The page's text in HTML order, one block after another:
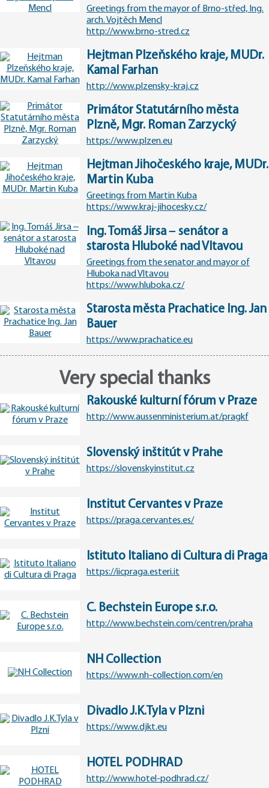
Greetings from the mayor of Brno-střed, Ing.
arch. Vojtěch Mencl
http://www.brno-stred.cz
Hejtman Plzeňského kraje, MUDr.
Kamal Farhan
http://www.plzensky-kraj.cz
Primátor Statutárního města
Plzně, Mgr. Roman Zarzycký
https://www.plzen.eu
Hejtman Jihočeského kraje, MUDr.
Martin Kuba
Greetings from Martin Kuba
https://www.kraj-jihocesky.cz/
Ing. Tomáš Jirsa – senátor a
starosta Hluboké nad Vltavou
Greetings from the senator and mayor of
Hluboka nad Vltavou
https://www.hluboka.cz/
Starosta města Prachatice Ing. Jan
Bauer
https://www.prachatice.eu
Very special thanks
Rakouské kulturní fórum v Praze
http://www.aussenministerium.at/pragkf
Slovenský inštitút v Prahe
https://slovenskyinstitut.cz
Institut Cervantes v Praze
https://praga.cervantes.es/
Istituto Italiano di Cultura di Praga
https://iicpraga.esteri.it
C. Bechstein Europe s.r.o.
http://www.bechstein.com/centren/praha
NH Collection
https://www.nh-collection.com/en
Divadlo J.K.Tyla v Plzni
https://www.djkt.eu
HOTEL PODHRAD
http://www.hotel-podhrad.cz/